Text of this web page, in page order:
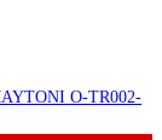
O-TR002-